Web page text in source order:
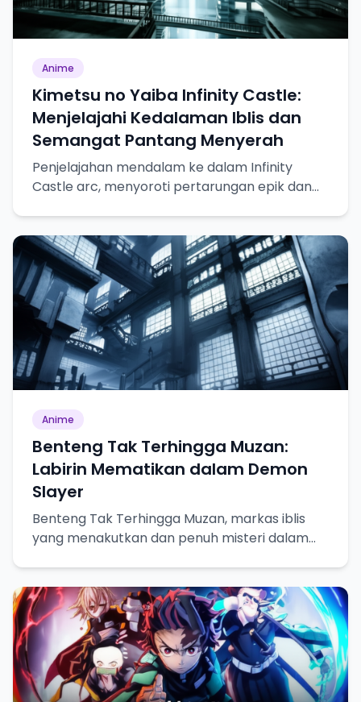
Anime
Kimetsu no Yaiba Infinity Castle:
Menjelajahi Kedalaman Iblis dan
Semangat Pantang Menyerah
Penjelajahan mendalam ke dalam Infinity
Castle arc, menyoroti pertarungan epik dan
Anime
Benteng Tak Terhingga Muzan:
Labirin Mematikan dalam Demon
Slayer
Benteng Tak Terhingga Muzan, markas iblis
yang menakutkan dan penuh misteri dalam